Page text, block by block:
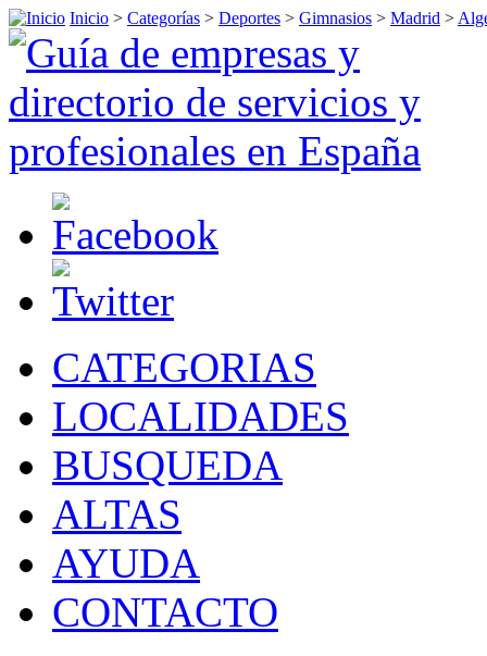
Inicio > Categorías > Deportes > Gimnasios > Madrid >
CATEGORIAS
LOCALIDADES
BUSQUEDA
ALTAS
AYUDA
CONTACTO